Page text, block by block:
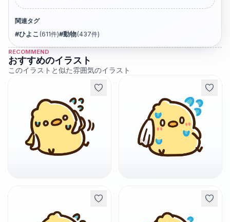
関連タグ
#ひよこ (611件)#動物(437件)
RECOMMEND
おすすめのイラスト
このイラストと似た雰囲気のイラスト